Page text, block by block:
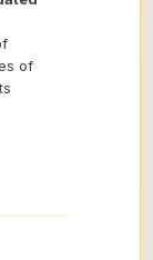
of